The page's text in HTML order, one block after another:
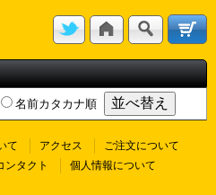
名前カタカナ順
て アクセス
ご注文について
ンタクト
個人情報について